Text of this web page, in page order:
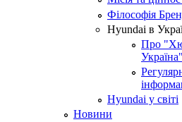
Філософія
Hyundai в
Про
Україна"
Hyundai у світі
Новини